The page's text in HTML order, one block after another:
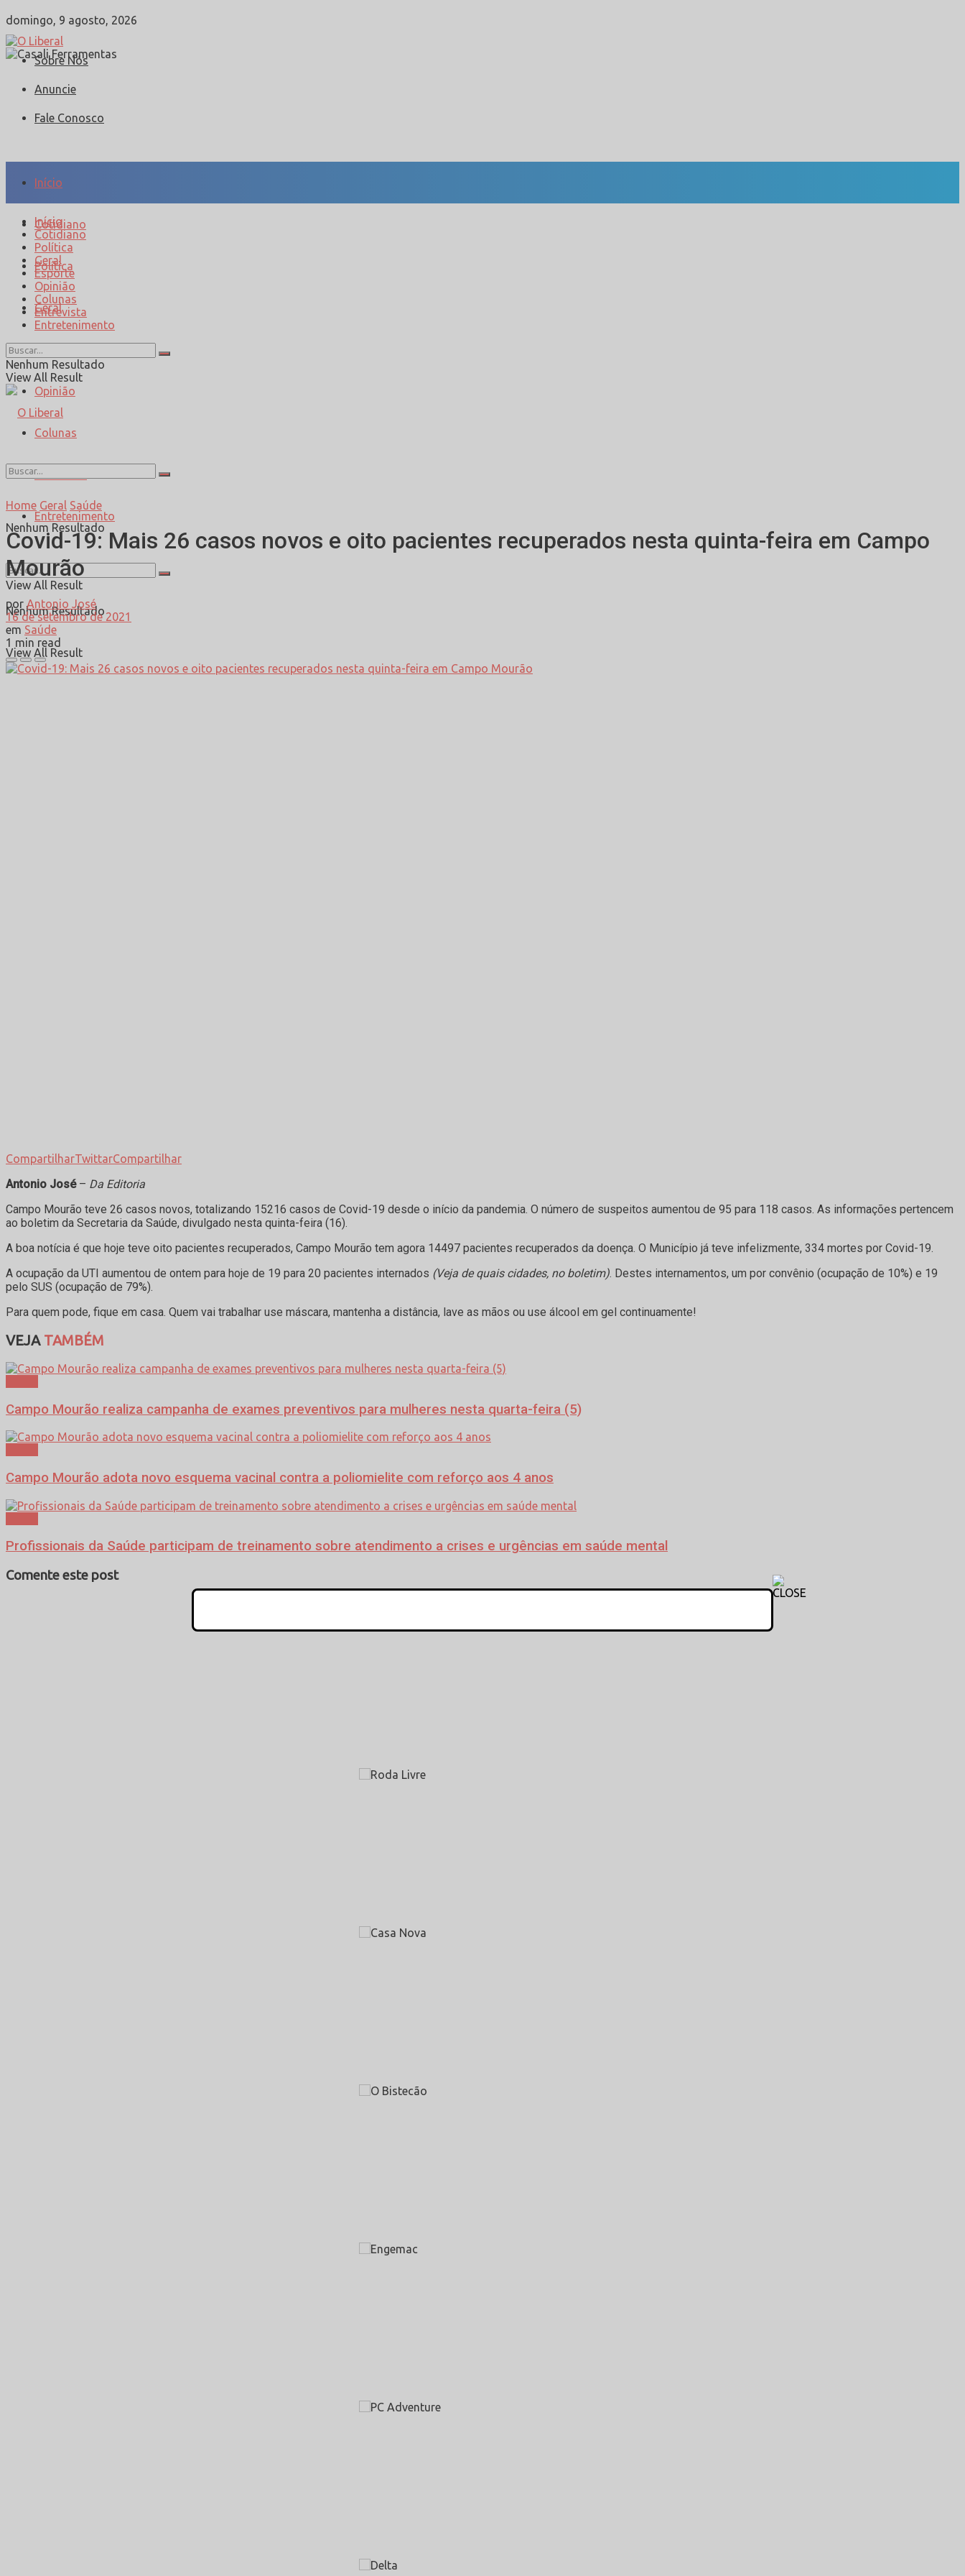
domingo, 9 agosto, 2026
Sobre Nós
Anuncie
Fale Conosco
Início
Cotidiano
Política
Geral
Esporte
Opinião
Colunas
Entrevista
Entretenimento
Nenhum Resultado
View All Result
Início
Cotidiano
Política
Geral
Esporte
Opinião
Colunas
Entrevista
Entretenimento
Nenhum Resultado
View All Result
Nenhum Resultado
View All Result
Home Geral Saúde
Covid-19: Mais 26 casos novos e oito pacientes recuperados nesta quinta-feira em Campo
Mourão
por Antonio José
16 de setembro de 2021
em Saúde
1 min read
CompartilharTwittarCompartilhar
Antonio José– Da Editoria
Campo Mourão teve 26 casos novos, totalizando 15216 casos de Covid-19 desde o início da pandemia. O número de suspeitos aumentou de 95 para 118 casos. As informações pertencem
ao boletim da Secretaria da Saúde, divulgado nesta quinta-feira (16).
A boa notícia é que hoje teve oito pacientes recuperados, Campo Mourão tem agora 14497 pacientes recuperados da doença. O Município já teve infelizmente, 334 mortes por Covid-19.
A ocupação da UTI aumentou de ontem para hoje de 19 para 20 pacientes internados (Veja de quais cidades, no boletim). Destes internamentos, um por convênio (ocupação de 10%) e 19
pelo SUS (ocupação de 79%).
Para quem pode, fique em casa. Quem vai trabalhar use máscara, mantenha a distância, lave as mãos ou use álcool em gel continuamente!
VEJATAMBÉM
Campo Mourão realiza campanha de exames preventivos para mulheres nesta quarta-feira (5)
Campo Mourão adota novo esquema vacinal contra a poliomielite com reforço aos 4 anos
Profissionais da Saúde participam de treinamento sobre atendimento a crises e urgências em saúde mental
Comente este post